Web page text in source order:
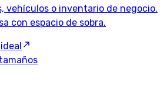
vehículos o inventario de negocio.
con espacio de sobra.